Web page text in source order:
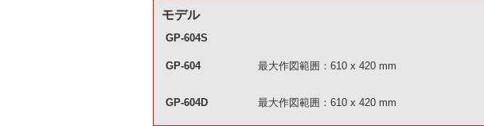
モデル
GP-604S
GP-604 最大作図範囲：610 x 420 mm
GP-604D 最大作図範囲：610 x 420 mm